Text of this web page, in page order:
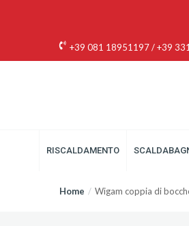
+39 081 18951197/+39
RISCALDAMENTO
Home Wigam coppia di